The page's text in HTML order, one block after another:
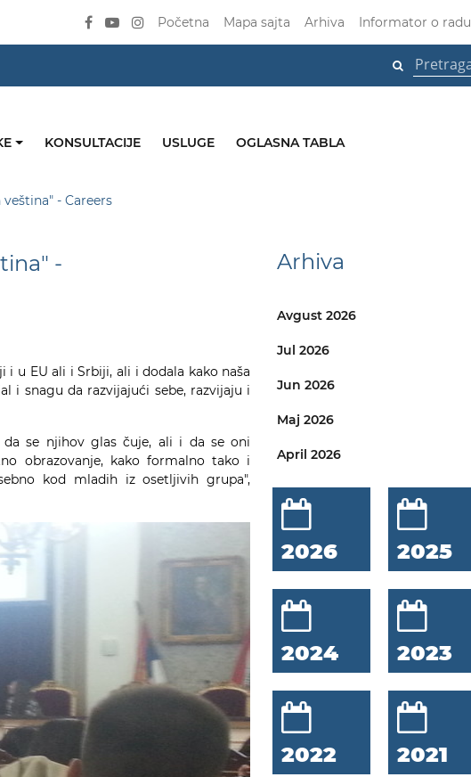
Početna Mapa sajta Arhiva Informator o radu
KONSULTACIJE USLUGE OGLASNA TABLA
- Careers
-
u EU ali i Srbiji, ali i dodala kako naša
i snagu da razvijajući sebe, razvijaju i
se njihov glas čuje, ali i da se oni
obrazovanje, kako formalno tako i
kod mladih iz osetljivih grupa",
Arhiva
Avgust 2026
Jul 2026
Jun 2026
Maj 2026
April 2026
2026 2025
2024 2023
2022 2021